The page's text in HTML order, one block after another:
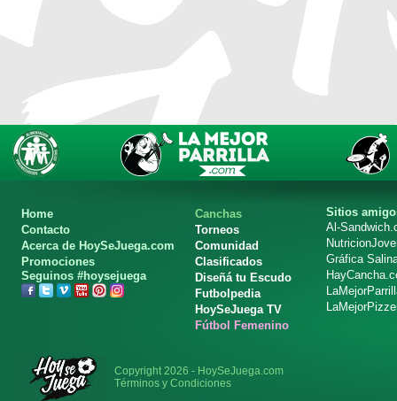
Home
Contacto
Acerca de HoySeJuega.com
Promociones
Seguinos #hoysejuega
Canchas
Torneos
Comunidad
Clasificados
Diseñá tu Escudo
Futbolpedia
HoySeJuega TV
Fútbol Femenino
Sitios
Al-
Gráfica
Copyright 2026 - HoySeJuega.com
Términos y Condiciones